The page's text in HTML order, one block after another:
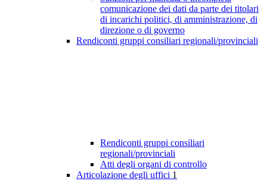
comunicazione dei dati da parte dei titolari
di incarichi politici, di amministrazione, di
direzione o di governo
Rendiconti gruppi consiliari regionali/provinciali
Rendiconti gruppi consiliari
regionali/provinciali
Atti degli organi di controllo
Articolazione degli uffici 1